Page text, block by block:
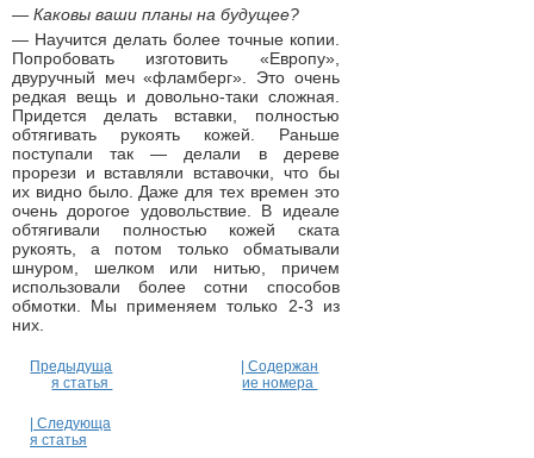
— Каковы ваши планы на будущее?
— Научится делать более точные копии.
Попробовать изготовить «Европу»,
двуручный меч «фламберг». Это очень
редкая вещь и довольно-таки сложная.
Придется делать вставки, полностью
обтягивать рукоять кожей. Раньше
поступали так — делали в дереве
прорези и вставляли вставочки, что бы
их видно было. Даже для тех времен это
очень дорогое удовольствие. В идеале
обтягивали полностью кожей ската
рукоять, а потом только обматывали
шнуром, шелком или нитью, причем
использовали более сотни способов
обмотки. Мы применяем только 2-3 из
них.
Предыдуща
я статья
| Содержан
ие номера
| Следующа
я статья